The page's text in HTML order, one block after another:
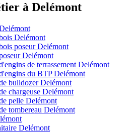
à Delémont
Delémont
poseur Delémont
Delémont
de terrassement Delémont
du BTP Delémont
bulldozer Delémont
chargeuse Delémont
pelle Delémont
tombereau Delémont
Delémont